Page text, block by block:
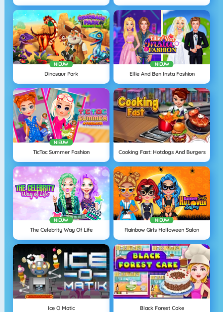
NIEUW
Dinosaur Park
NIEUW
Ellie And Ben Insta Fashion
NIEUW
TicToc Summer Fashion Cooking Fast: Hotdogs And Burgers
NIEUW
The Celebrity Way Of Life
NIEUW
Rainbow Girls Halloween Salon
Ice O Matic Black Forest Cake